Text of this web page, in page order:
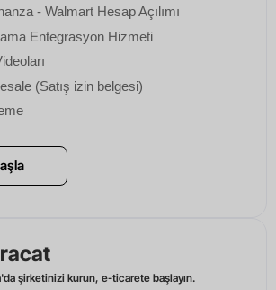
- Walmart Hesap Açılımı
Entegrasyon Hizmeti
(Satış izin belgesi)
şirketinizi kurun, e-ticarete başlayın.